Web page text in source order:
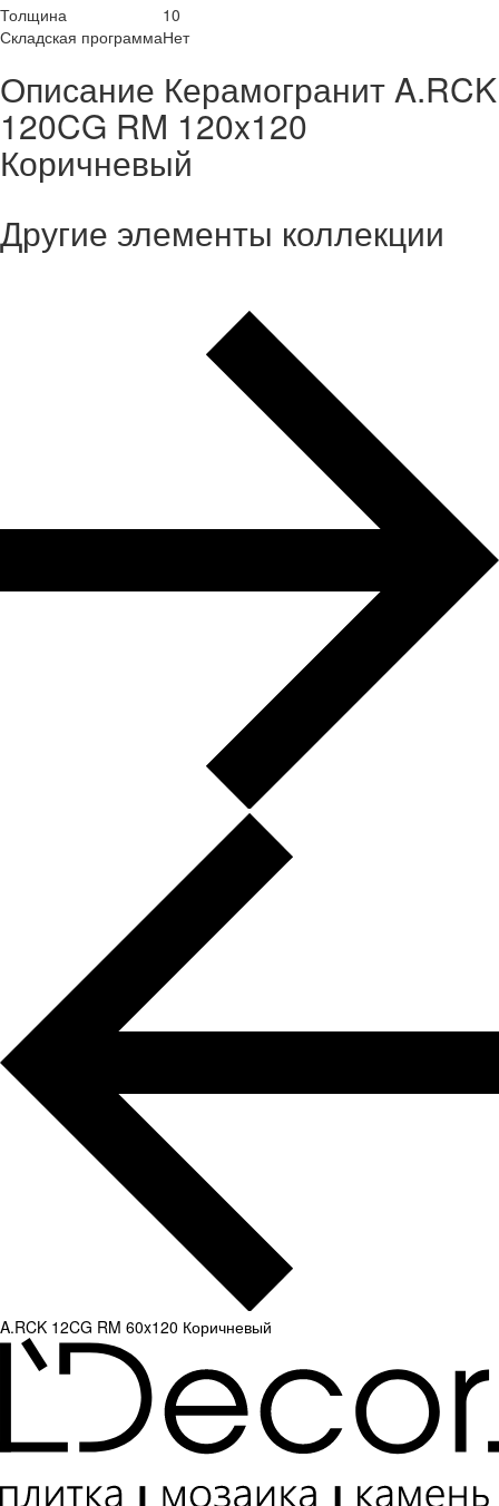
Толщина
10
Складская программаНет
Описание Керамогранит A.RCK
120CG RM 120x120
Коричневый
Другие элементы коллекции
A.RCK 12CG RM 60x120 Коричневый